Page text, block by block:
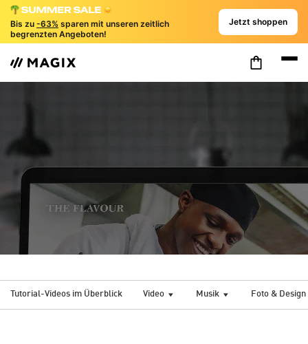
Bis zu -63% sparen mit unseren zeitlich
begrenzten Angeboten!
Jetzt shoppen
Tutorial-Videos im Überblick Video Musik Foto & Design